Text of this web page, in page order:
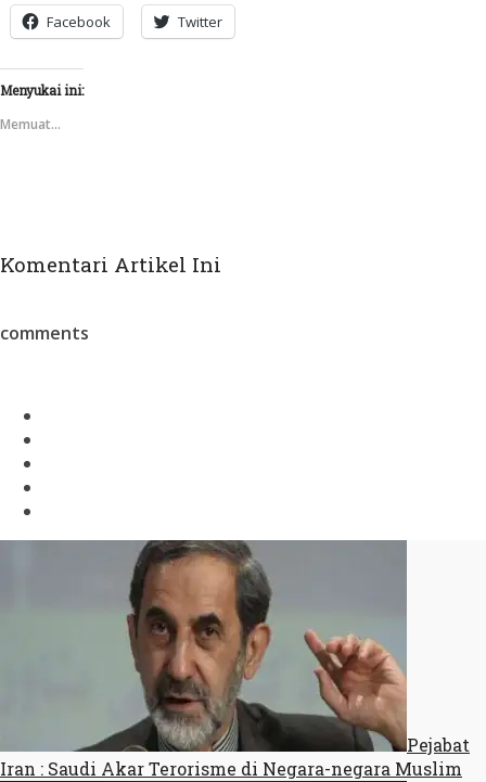
Facebook Twitter
Menyukai ini:
Memuat...
Komentari Artikel Ini
comments
Pejabat
Iran : Saudi Akar Terorisme di Negara-negara Muslim